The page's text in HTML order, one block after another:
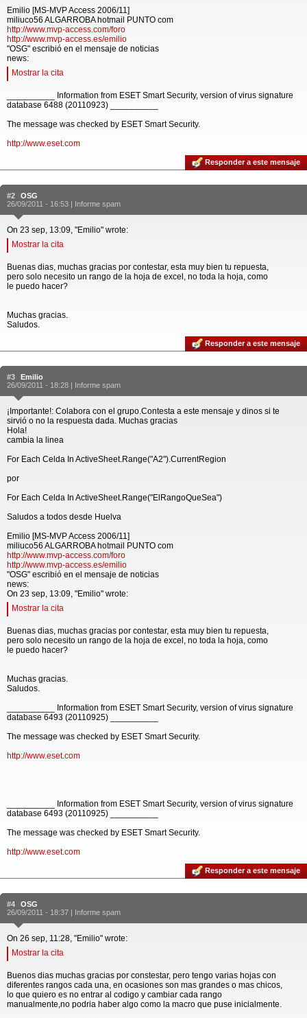
Emilio [MS-MVP Access 2006/11]
miliuco56 ALGARROBA hotmail PUNTO com
http://www.mvp-access.com/foro
http://www.mvp-access.es/emilio
"OSG" escribió en el mensaje de noticias
news:
Mostrar la cita
__________ Information from ESET Smart Security, version of virus signature
database 6488 (20110923) __________
The message was checked by ESET Smart Security.
http://www.eset.com
Responder a este mensaje
#2
OSG
26/09/2011 - 16:53 | Informe spam
On 23 sep, 13:09, "Emilio" wrote:
Mostrar la cita
Buenas dias, muchas gracias por contestar, esta muy bien tu repuesta,
pero solo necesito un rango de la hoja de excel, no toda la hoja, como
le puedo hacer?
Muchas gracias.
Saludos.
Responder a este mensaje
#3
Emilio
26/09/2011 - 18:28 | Informe spam
¡Importante!: Colabora con el grupo.Contesta a este mensaje y dinos si te
sirvió o no la respuesta dada. Muchas gracias
Hola!
cambia la linea
For Each Celda In ActiveSheet.Range("A2").CurrentRegion
por
For Each Celda In ActiveSheet.Range("ElRangoQueSea")
Saludos a todos desde Huelva
Emilio [MS-MVP Access 2006/11]
miliuco56 ALGARROBA hotmail PUNTO com
http://www.mvp-access.com/foro
http://www.mvp-access.es/emilio
"OSG" escribió en el mensaje de noticias
news:
On 23 sep, 13:09, "Emilio" wrote:
Mostrar la cita
Buenas dias, muchas gracias por contestar, esta muy bien tu repuesta,
pero solo necesito un rango de la hoja de excel, no toda la hoja, como
le puedo hacer?
Muchas gracias.
Saludos.
__________ Information from ESET Smart Security, version of virus signature
database 6493 (20110925) __________
The message was checked by ESET Smart Security.
http://www.eset.com
__________ Information from ESET Smart Security, version of virus signature
database 6493 (20110925) __________
The message was checked by ESET Smart Security.
http://www.eset.com
Responder a este mensaje
#4
OSG
26/09/2011 - 18:37 | Informe spam
On 26 sep, 11:28, "Emilio" wrote:
Mostrar la cita
Buenos dias muchas gracias por constestar, pero tengo varias hojas con
diferentes rangos cada una, en ocasiones son mas grandes o mas chicos,
lo que quiero es no entrar al codigo y cambiar cada rango
manualmente,no podria haber algo como la macro que puse inicialmente.